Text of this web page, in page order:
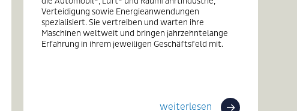
Verteidigung sowie Energieanwendungen
spezialisiert. Sie vertreiben und warten ihre
Maschinen weltweit und bringen jahrzehntelange
Erfahrung in ihrem jeweiligen Geschäftsfeld mit.
weiterlesen